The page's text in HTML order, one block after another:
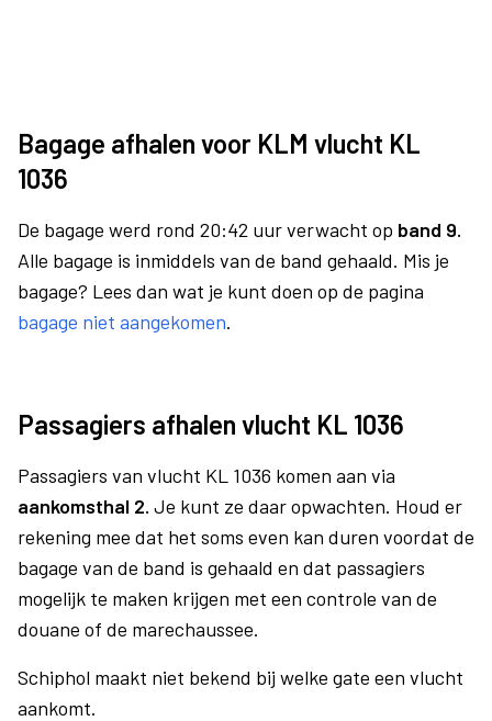
Bagage afhalen voor KLM vlucht KL
1036
De bagage werd rond 20:42 uur verwacht op band 9.
Alle bagage is inmiddels van de band gehaald. Mis je
bagage? Lees dan wat je kunt doen op de pagina
bagage niet aangekomen.
Passagiers afhalen vlucht KL 1036
Passagiers van vlucht KL 1036 komen aan via
aankomsthal 2. Je kunt ze daar opwachten. Houd er
rekening mee dat het soms even kan duren voordat de
bagage van de band is gehaald en dat passagiers
mogelijk te maken krijgen met een controle van de
douane of de marechaussee.
Schiphol maakt niet bekend bij welke gate een vlucht
aankomt.